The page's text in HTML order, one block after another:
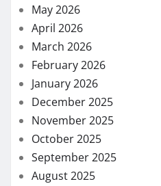
May 2026
April 2026
March 2026
February 2026
January 2026
December 2025
November 2025
October 2025
September 2025
August 2025